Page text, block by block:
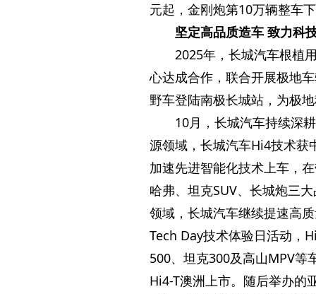
元起，金刚炮第10万辆整车
坚定高品质造车 致力科
2025年，长城汽车根植
心达成合作，联合开展极地
野车登陆南极长城站，为极
10月，长城汽车持续深
源领域，长城汽车Hi4技术获
加速先进智能化技术上车，
哈弗、坦克SUV、长城炮三
领域，长城汽车继续提速高
Tech Day技术体验日活动，
500、坦克300及高山MPV等
Hi4-T澳洲上市。随后举办的